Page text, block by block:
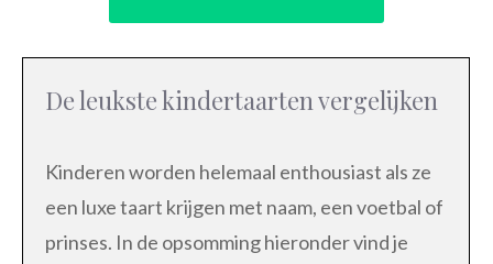
De leukste kindertaarten vergelijken
Kinderen worden helemaal enthousiast als ze
een luxe taart krijgen met naam, een voetbal of
prinses. In de opsomming hieronder vind je